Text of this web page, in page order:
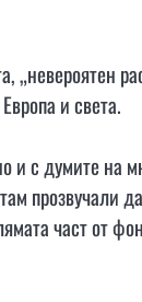
„невероятен
и света.
и с думите на
прозвучали
част от